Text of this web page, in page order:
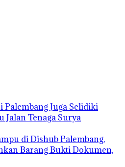
Palembang Juga Selidiki
Jalan Tenaga Surya
di Dishub Palembang,
Barang Bukti Dokumen,